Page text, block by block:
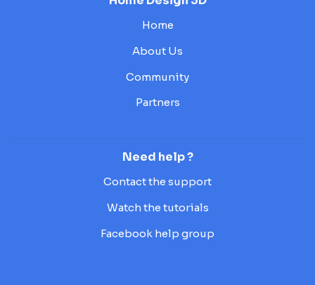
Home
About Us
Community
Partners
Need help ?
Contact the support
Watch the tutorials
Facebook help group